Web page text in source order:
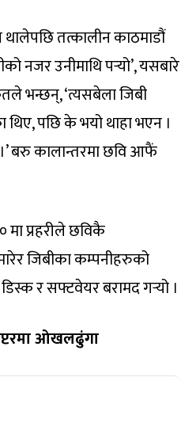
तत्कालीन काठमाडौं
नजर उनीमाथि पर्‍यो’, यसबारे
भन्छन्, ‘त्यसबेला जिबी
थिए, पछि के भयो थाहा भएन ।
बरु कालान्तरमा छवि आफैं
प्रहरीले छविकै
जिबीका कम्पनीहरुको
र सफ्टवेयर बरामद गर्‍यो ।
ओखलढुंगा